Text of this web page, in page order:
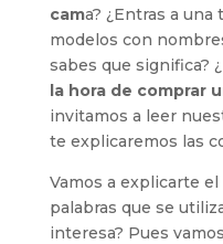
cama? ¿Entras a
modelos con
sabes que significa?
la hora de comprar
invitamos a leer
te explicaremos las
Vamos a explicarte
palabras que se
interesa? Pues